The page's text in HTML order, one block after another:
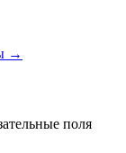
→
поля